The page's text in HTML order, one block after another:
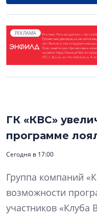
РЕКЛАМА
ГК «КВС»
программе
Сегодня в 17:00
Группа компаний
возможности
участников «Клуба